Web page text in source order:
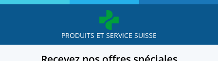
PRODUITS ET SERVICE SUISSE